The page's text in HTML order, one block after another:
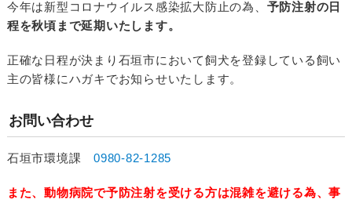
今年は新型コロナウイルス感染拡大防止の為、 予防注射の日
程を秋頃まで延期いたします。
正確な日程が決まり石垣市において飼犬を登録している飼い
主の皆様にハガキでお知らせいたします。
お問い合わせ
石垣市環境課0980-82-1285
また、動物病院で予防注射を受ける方は混雑を避ける為、事